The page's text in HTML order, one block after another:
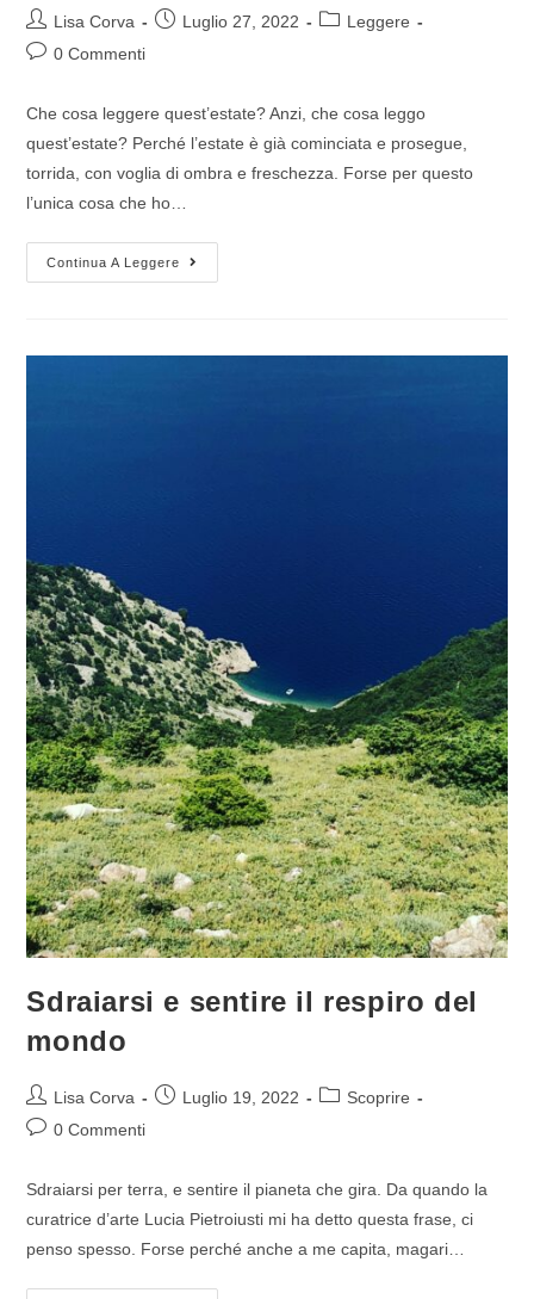
Lisa Corva Luglio 27, 2022
Leggere
0 Commenti
Che cosa leggere quest’estate? Anzi, che cosa leggo
quest’estate? Perché l’estate è già cominciata e prosegue,
torrida, con voglia di ombra e freschezza. Forse per questo
l’unica cosa che ho…
Continua A Leggere
Sdraiarsi e sentire il respiro del
mondo
Lisa Corva Luglio 19, 2022
Scoprire
0 Commenti
Sdraiarsi per terra, e sentire il pianeta che gira. Da quando la
curatrice d’arte Lucia Pietroiusti mi ha detto questa frase, ci
penso spesso. Forse perché anche a me capita, magari…